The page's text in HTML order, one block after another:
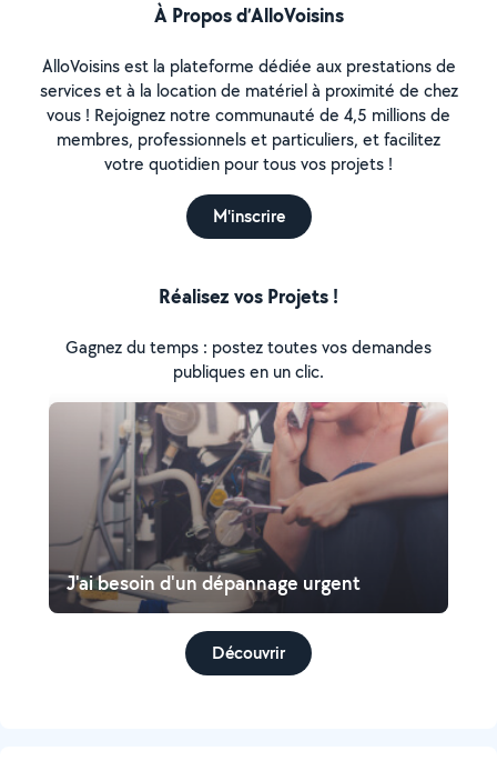
À Propos d’AlloVoisins
AlloVoisins est la plateforme dédiée aux prestations de
services et à la location de matériel à proximité de chez
vous ! Rejoignez notre communauté de 4,5 millions de
membres, professionnels et particuliers, et facilitez
votre quotidien pour tous vos projets !
M'inscrire
Réalisez vos Projets !
Gagnez du temps : postez toutes vos demandes
publiques en un clic.
J'ai besoin d'un dépannage urgent
Découvrir